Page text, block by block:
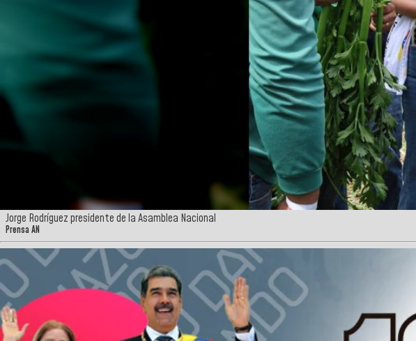
Jorge Rodríguez presidente de la Asamblea Nacional
Prensa AN